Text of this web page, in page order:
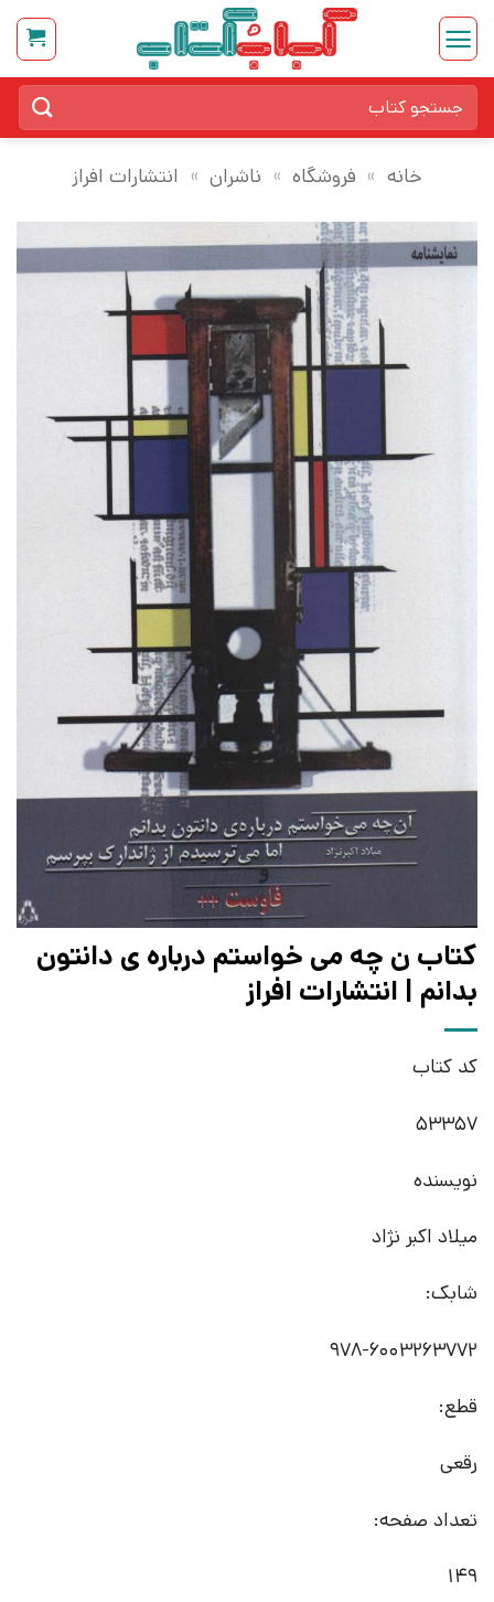
Skip
content
برای:
خانه » فروشگاه » ناشران » انتشارات افراز
کتاب ن چه می خواستم درباره ی دانتون
بدانم | انتشارات افراز
کد کتاب
53357
نویسنده
میلاد اکبر نژاد
شابک:
978-6003263772
قطع:
رقعی
تعداد صفحه:
149